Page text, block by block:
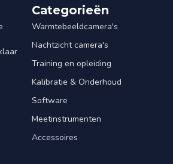
Categorieën
Warmtebeeldcamera's
Nachtzicht camera's
Training en opleiding
Kalibratie & Onderhoud
Software
Meetinstrumenten
Accessoires